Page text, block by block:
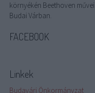
környékén Beethoven
Budai Várban.
FACEBOOK
Linkek
Budavári Önkormányzat